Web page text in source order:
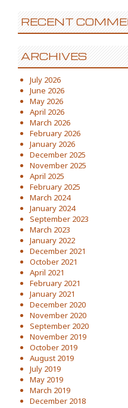
RECENT
ARCHIVES
July 2026
June 2026
May 2026
April 2026
March 2026
February 2026
January 2026
December 2025
November 2025
April 2025
February 2025
March 2024
January 2024
September 2023
March 2023
January 2022
December 2021
October 2021
April 2021
February 2021
January 2021
December 2020
November 2020
September 2020
November 2019
October 2019
August 2019
July 2019
May 2019
March 2019
December 2018